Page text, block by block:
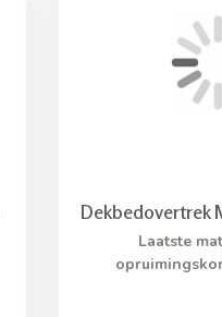
Dekbedovertrek
Laatste